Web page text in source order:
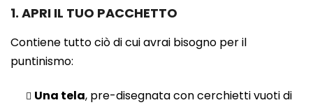
1. APRI IL TUO PACCHETTO
Contiene tutto ciò di cui avrai bisogno per il
puntinismo:
Una tela, pre-disegnata con cerchietti vuoti di